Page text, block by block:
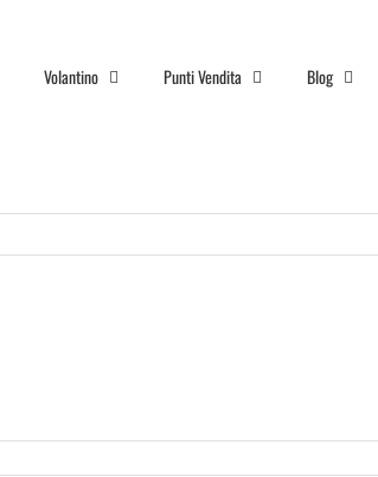
Volantino Punti Vendita Blog